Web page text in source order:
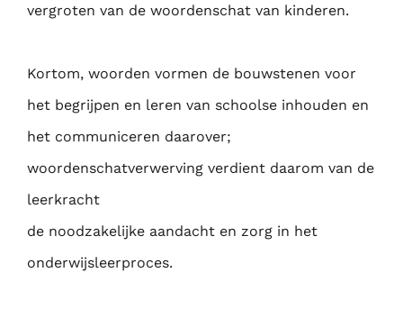
vergroten van de woordenschat van kinderen.
Kortom, woorden vormen de bouwstenen voor
het begrijpen en leren van schoolse inhouden en
het communiceren daarover;
woordenschatverwerving verdient daarom van de
leerkracht
de noodzakelijke aandacht en zorg in het
onderwijsleerproces.